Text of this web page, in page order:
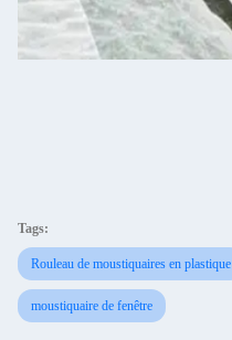
Tags:
Rouleau de moustiquaires en plastique
moustiquaire de fenêtre